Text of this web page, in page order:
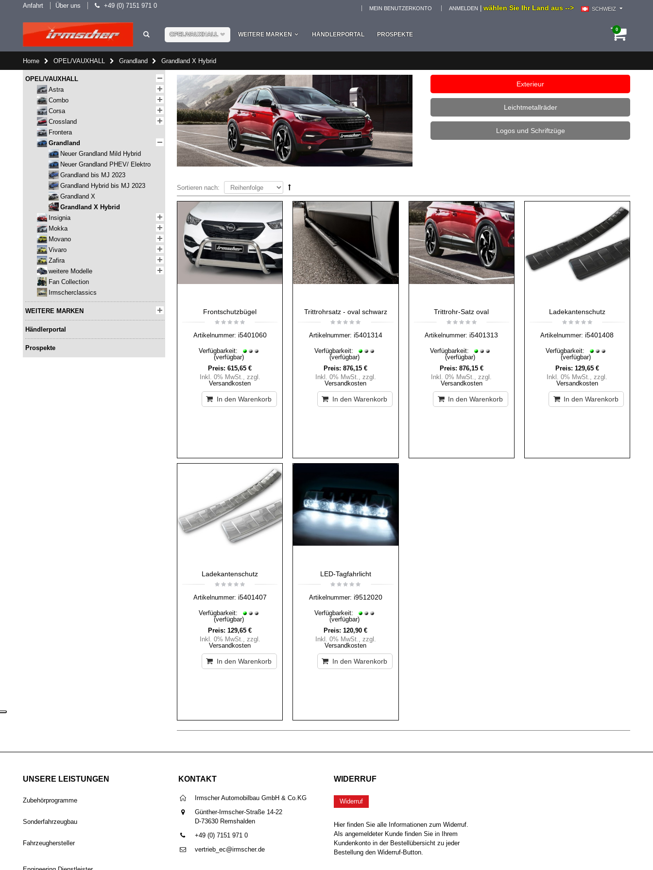
Anfahrt Über uns +49 (0) 7151 971 0 |wählen Sie Ihr Land aus --> SCHWEIZ
MEIN BENUTZERKONTO ANMELDEN
0
OPEL/VAUXHALL WEITERE MARKEN HÄNDLERPORTAL PROSPEKTE
Home OPEL/VAUXHALL Grandland Grandland X Hybrid
Exterieur
Leichtmetallräder
Logos und Schriftzüge
Sortieren nach:
Frontschutzbügel
Artikelnummer: i5401060
Verfügbarkeit:
(verfügbar)
Preis: 615,65 €
Inkl. 0% MwSt., zzgl.
Versandkosten
In den Warenkorb
Trittrohrsatz - oval schwarz
Artikelnummer: i5401314
Verfügbarkeit:
(verfügbar)
Preis: 876,15 €
Inkl. 0% MwSt., zzgl.
Versandkosten
In den Warenkorb
Trittrohr-Satz oval
Artikelnummer: i5401313
Verfügbarkeit:
(verfügbar)
Preis: 876,15 €
Inkl. 0% MwSt.,zzgl.
Versandkosten
In den Warenkorb
Ladekantenschutz
Artikelnummer: i5401408
Verfügbarkeit:
(verfügbar)
Preis: 129,65 €
Inkl. 0% MwSt.,zzgl.
Versandkosten
In den Warenkorb
Ladekantenschutz
Artikelnummer: i5401407
Verfügbarkeit:
(verfügbar)
Preis: 129,65 €
Inkl. 0% MwSt., zzgl.
Versandkosten
In den Warenkorb
LED-Tagfahrlicht
Artikelnummer: i9512020
Verfügbarkeit:
(verfügbar)
Preis: 120,90 €
Inkl. 0% MwSt., zzgl.
Versandkosten
In den Warenkorb
OPEL/VAUXHALL
Astra
Combo
Corsa
Crossland
Frontera
Grandland
Neuer Grandland Mild Hybrid
Neuer Grandland PHEV/ Elektro
Grandland bis MJ 2023
Grandland Hybrid bis MJ 2023
Grandland X
Grandland X Hybrid
Insignia
Mokka
Movano
Vivaro
Zafira
weitere Modelle
Fan Collection
Irmscherclassics
WEITERE MARKEN
Händlerportal
Prospekte
UNSERE LEISTUNGEN
Zubehörprogramme
Sonderfahrzeugbau
Fahrzeughersteller
KONTAKT
Irmscher Automobilbau GmbH & Co.KG
Günther-Irmscher-Straße 14-22
D-73630 Remshalden
+49 (0) 7151 971 0
vertrieb_ec@irmscher.de
WIDERRUF
Widerruf
Hier finden Sie alle Informationen zum Widerruf.
Als angemeldeter Kunde finden Sie in Ihrem
Kundenkonto in der Bestellübersicht zu jeder
Bestellung den Widerruf-Button.